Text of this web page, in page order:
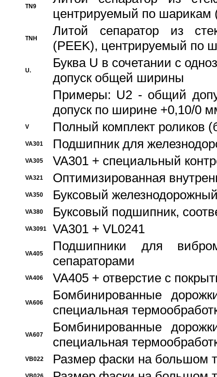
TN9
центрируемый по шарикам
TNH
Литой сепаратор из
(PEEK), центрируемый по
U.
Буква U в сочетании с
допуск общей ширины
Примеры: U2 - общий
допуск по ширине +0,10/0
V Полный комплект роликов
VA301 Подшипник для
VA305 VA301 + специальный
VA321 Оптимизированная
VA350 Буксовый
VA380 Буксовый подшипник,
VA3091 VA301 + VL0241
VA405
Подшипники для
сепараторами
VA406 VA405 + отверстие с
VA606
Бомбинированные
специальная
VA607
Бомбинированные
специальная
VB022 Размер фаски на большом